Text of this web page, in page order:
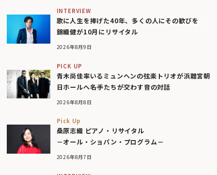
INTERVIEW
歌に人生を捧げた40年、多くの人にその歓びを
錦織健が10月にリサイタル
2026年8月9日
PICK UP
青木尚佳率いるミュンヘンの弦楽トリオが浜離宮朝
日ホールへ――名手たちが交わす音の対話
2026年8月8日
Pick Up
桑原志織 ピアノ・リサイタル
－オール・ショパン・プログラム－
2026年8月7日